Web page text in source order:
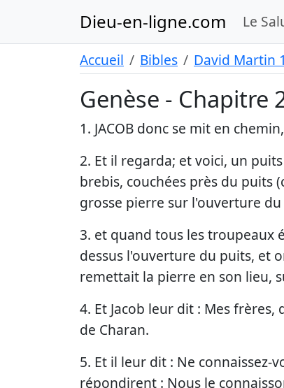
Dieu-en-ligne.com Le
Accueil Bibles David Martin
Genèse - Chapitre
1. JACOB donc se mit en
2. Et il regarda; et voici, un
brebis, couchées près du puits
grosse pierre sur l'ouverture
3. et quand tous les troupeaux
dessus l'ouverture du puits, et
remettait la pierre en son lieu,
4. Et Jacob leur dit : Mes
de Charan.
5. Et il leur dit : Ne connaissez-
répondirent : Nous le